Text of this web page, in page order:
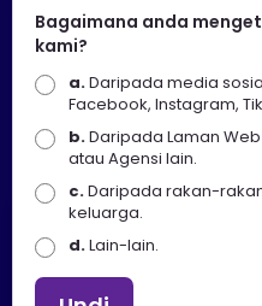
8891
7100
Penafian : Kerajaan
Pelancongan Seni dan
bertanggungjawab atas
disebabkan oleh
yang diperolehi dari portal ini.
Bagaimana anda
kami?
a.Daripada media
Facebook, Instagram,
b.Daripada Laman
atau Agensi lain.
c.Daripada rakan-
keluarga.
d.Lain-lain.
Apa Khabar! Selamat datang
Pelancongan, Seni dan Budaya